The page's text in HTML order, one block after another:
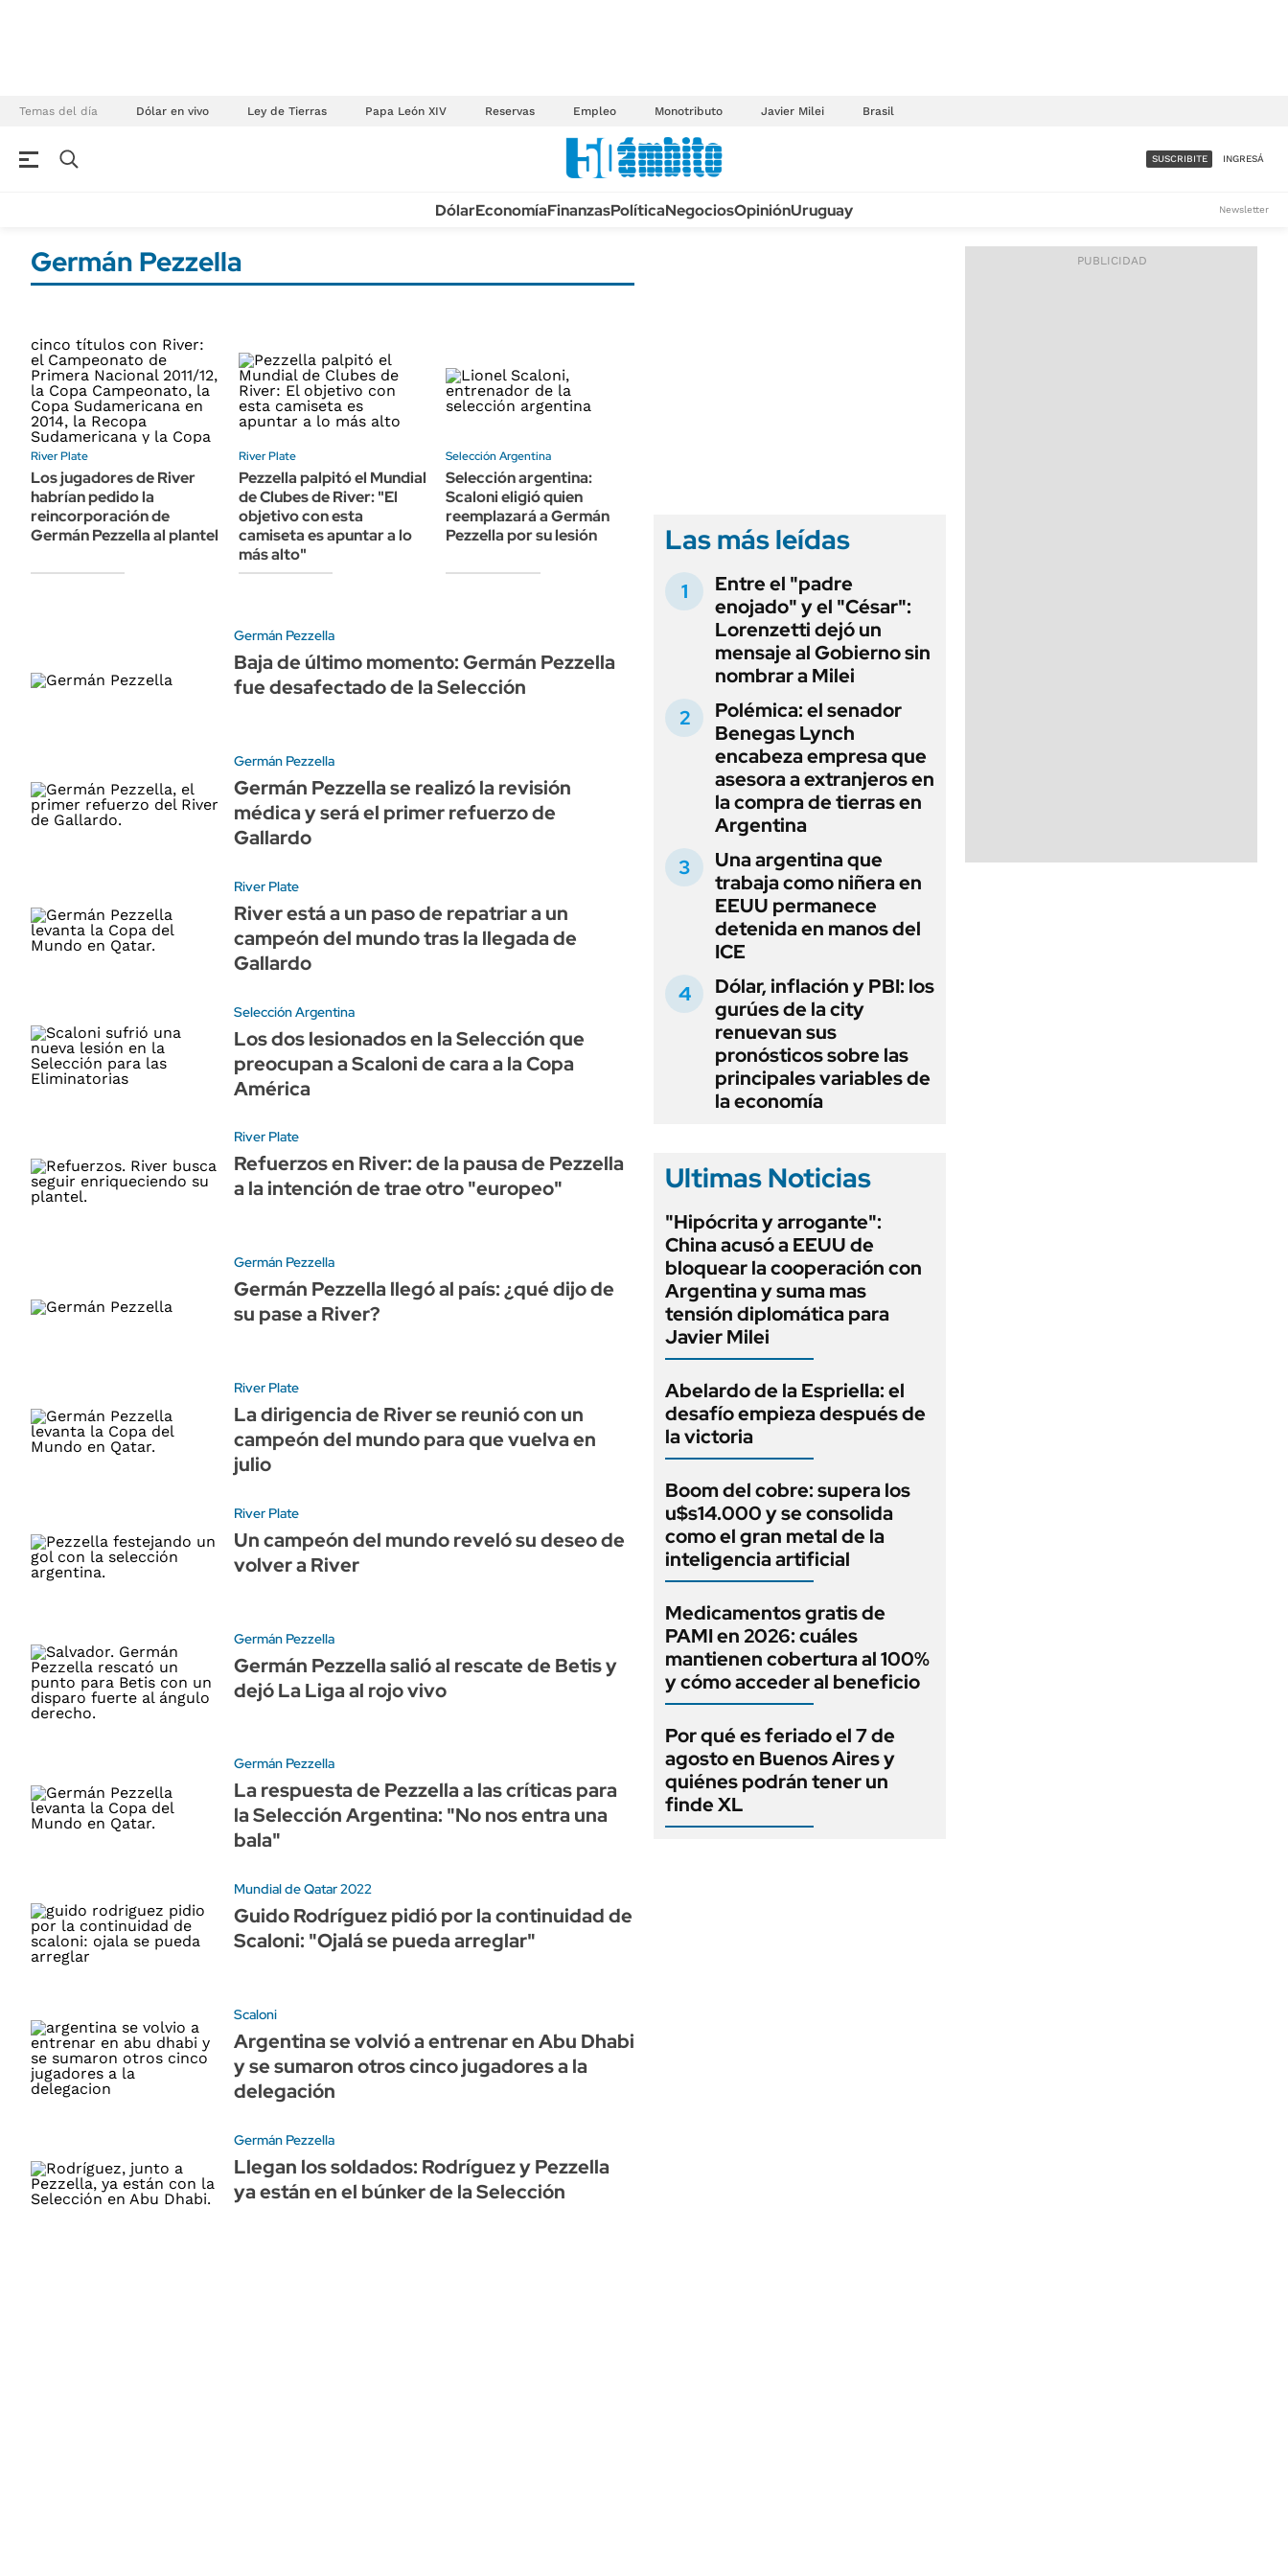
Temas del día Dólar en vivo Ley de Tierras Papa León XIV Reservas Empleo Monotributo Javier Milei Brasil
Banco de Datos
FINANZAS
Dólar
Mercados
ÁMBITO DEBATE
MEDIAKIT AMBITO DEBATE
ENERGY REPORT
POLÍTICA
Nacional
Municipios
URUGUAY
TECNOLOGÍA
OPINIÓN
ESPECTÁCULOS
DEPORTES
AUTOS
ACCESO FULL - $1.800/MES
SUSCRIBITE INGRESÁ
DólarEconomíaFinanzasPolíticaNegociosOpiniónUruguay Newsletter
Germán Pezzella
River Plate
Los jugadores de River
habrían pedido la
reincorporación de
Germán Pezzella al plantel
River Plate
Pezzella palpitó el Mundial
de Clubes de River: "El
objetivo con esta
camiseta es apuntar a lo
más alto"
Selección Argentina
Selección argentina:
Scaloni eligió quien
reemplazará a Germán
Pezzella por su lesión
Germán Pezzella
Baja de último momento: Germán Pezzella
fue desafectado de la Selección
Germán Pezzella
Germán Pezzella se realizó la revisión
médica y será el primer refuerzo de
Gallardo
River Plate
River está a un paso de repatriar a un
campeón del mundo tras la llegada de
Gallardo
Selección Argentina
Los dos lesionados en la Selección que
preocupan a Scaloni de cara a la Copa
América
River Plate
Refuerzos en River: de la pausa de Pezzella
a la intención de trae otro "europeo"
Germán Pezzella
Germán Pezzella llegó al país: ¿qué dijo de
su pase a River?
River Plate
La dirigencia de River se reunió con un
campeón del mundo para que vuelva en
julio
River Plate
Un campeón del mundo reveló su deseo de
volver a River
Germán Pezzella
Germán Pezzella salió al rescate de Betis y
dejó La Liga al rojo vivo
Germán Pezzella
La respuesta de Pezzella a las críticas para
la Selección Argentina: "No nos entra una
bala"
Mundial de Qatar 2022
Guido Rodríguez pidió por la continuidad de
Scaloni: "Ojalá se pueda arreglar"
Scaloni
Argentina se volvió a entrenar en Abu Dhabi
y se sumaron otros cinco jugadores a la
delegación
Germán Pezzella
Llegan los soldados: Rodríguez y Pezzella
ya están en el búnker de la Selección
Las más leídas
Entre el "padre
enojado" y el "César":
Lorenzetti dejó un
mensaje al Gobierno sin
nombrar a Milei
Polémica: el senador
Benegas Lynch
encabeza empresa que
asesora a extranjeros en
la compra de tierras en
Argentina
Una argentina que
trabaja como niñera en
EEUU permanece
detenida en manos del
ICE
Dólar, inflación y PBI: los
gurúes de la city
renuevan sus
pronósticos sobre las
principales variables de
la economía
Ultimas Noticias
"Hipócrita y arrogante":
China acusó a EEUU de
bloquear la cooperación con
Argentina y suma mas
tensión diplomática para
Javier Milei
Abelardo de la Espriella: el
desafío empieza después de
la victoria
Boom del cobre: supera los
u$s14.000 y se consolida
como el gran metal de la
inteligencia artificial
Medicamentos gratis de
PAMI en 2026: cuáles
mantienen cobertura al 100%
y cómo acceder al beneficio
Por qué es feriado el 7 de
agosto en Buenos Aires y
quiénes podrán tener un
finde XL